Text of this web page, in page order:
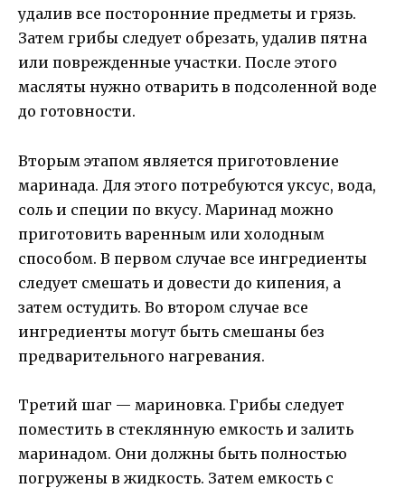
удалив все посторонние предметы и грязь.
Затем грибы следует обрезать, удалив пятна
или поврежденные участки. После этого
масляты нужно отварить в подсоленной воде
до готовности.
Вторым этапом является приготовление
маринада. Для этого потребуются уксус, вода,
соль и специи по вкусу. Маринад можно
приготовить варенным или холодным
способом. В первом случае все ингредиенты
следует смешать и довести до кипения, а
затем остудить. Во втором случае все
ингредиенты могут быть смешаны без
предварительного нагревания.
Третий шаг — мариновка. Грибы следует
поместить в стеклянную емкость и залить
маринадом. Они должны быть полностью
погружены в жидкость. Затем емкость с